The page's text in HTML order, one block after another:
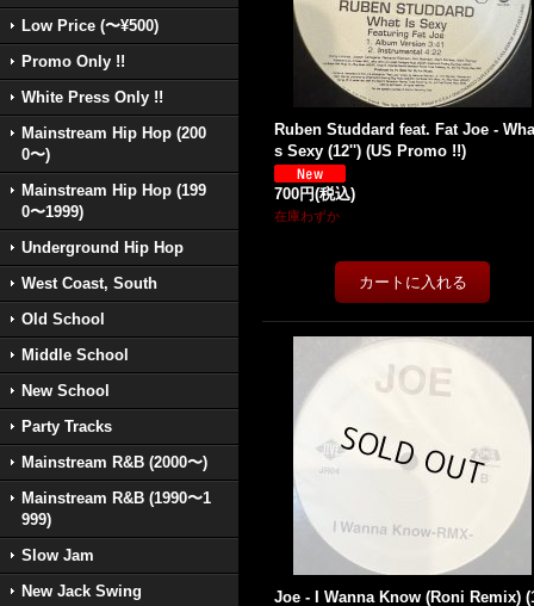
Low Price (〜¥500)
Promo Only !!
White Press Only !!
Mainstream Hip Hop (200
0〜)
Mainstream Hip Hop (199
0〜1999)
Underground Hip Hop
West Coast, South
Old School
Middle School
New School
Party Tracks
Mainstream R&B (2000〜)
Mainstream R&B (1990〜1
999)
Slow Jam
New Jack Swing
Ruben Studdard feat. Fat Joe -
s Sexy (12'') (US Promo !!)
700円(税込)
在庫わずか
Joe - I Wanna Know (Roni Remix)